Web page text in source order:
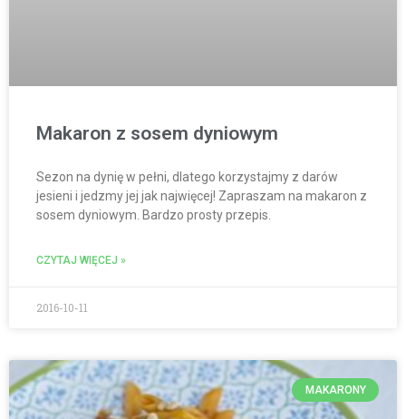
Makaron z sosem dyniowym
Sezon na dynię w pełni, dlatego korzystajmy z darów
jesieni i jedzmy jej jak najwięcej! Zapraszam na makaron z
sosem dyniowym. Bardzo prosty przepis.
CZYTAJ WIĘCEJ »
2016-10-11
MAKARONY